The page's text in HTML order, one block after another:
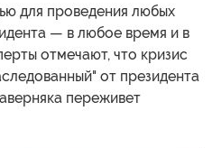
для проведения любых
— в любое время и в
отмечают, что кризис
от президента
переживет